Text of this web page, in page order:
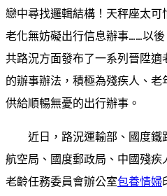
戀中尋找邏輯結構！天秤座太可
老化無妨礙出行信息辦事……以
共路況方面發布了一系列晉陞適
的辦事辦法，積極為殘疾人、老
供給順暢無憂的出行辦事。
近日，路況運輸部、國度鐵
航空局、國度郵政局、中國殘疾
老齡任務委員會辦公室包養情婦